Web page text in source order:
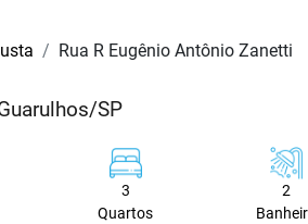
Rua R Eugênio Antônio Zanetti
SP
3
Quartos
2